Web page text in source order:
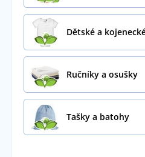
Dětské a
Ručníky a osušky
Tašky a batohy